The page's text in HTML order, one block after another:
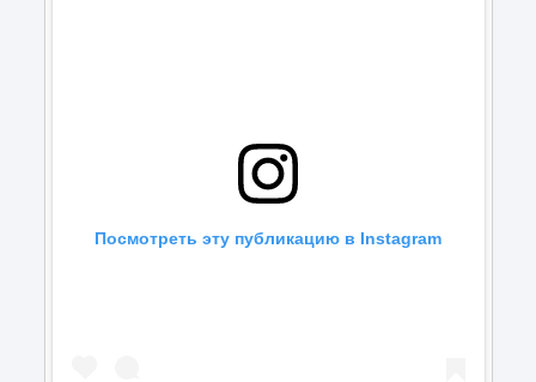
Посмотреть эту публикацию в Instagram